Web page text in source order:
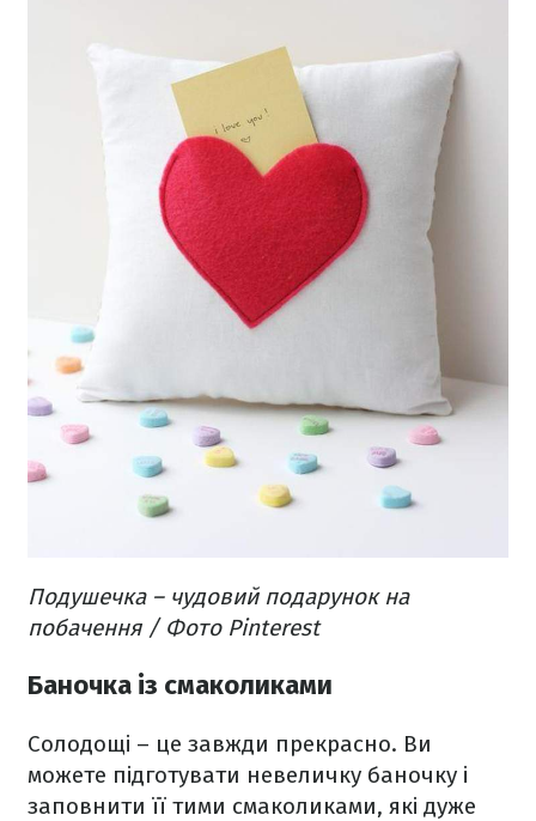
Подушечка – чудовий подарунок на
побачення / Фото Pinterest
Баночка із смаколиками
Солодощі – це завжди прекрасно. Ви
можете підготувати невеличку баночку і
заповнити її тими смаколиками, які дуже